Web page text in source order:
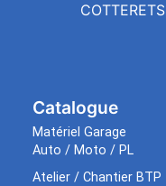
Catalogue
Matériel Garage
Auto / Moto / PL
Atelier / Chantier BTP
COTTERETS